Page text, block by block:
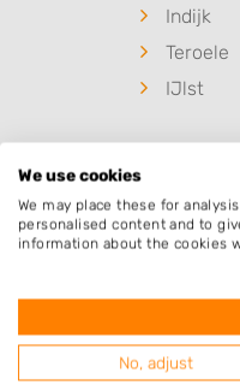
Indijk
Teroele
IJlst
Deze
Bedrijf:
We use cookies
We may place these for
personalised content and to
information about the cookies
No, adjust